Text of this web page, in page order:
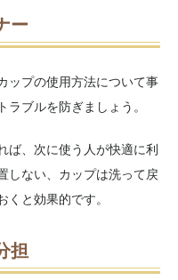
ー
ップの使用方法について事
ブルを防ぎましょう。
ば、次に使う人が快適に利
しない、カップは洗って戻
と効果的です。
担